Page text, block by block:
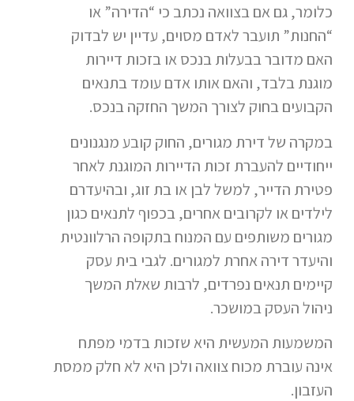
כלומר, גם אם בצוואה נכתב כי “הדירה” או
“החנות” תועבר לאדם מסוים, עדיין יש לבדוק
האם מדובר בבעלות בנכס או בזכות דיירות
מוגנת בלבד, והאם אותו אדם עומד בתנאים
הקבועים בחוק לצורך המשך החזקה בנכס.
במקרה של דירת מגורים, החוק קובע מנגנונים
ייחודיים להעברת זכות הדיירות המוגנת לאחר
פטירת הדייר, למשל לבן או בת זוג, ובהיעדרם
לילדים או לקרובים אחרים, בכפוף לתנאים כגון
מגורים משותפים עם המנוח בתקופה הרלוונטית
והיעדר דירה אחרת למגורים. לגבי בית עסק
קיימים תנאים נפרדים, לרבות שאלת המשך
ניהול העסק במושכר.
המשמעות המעשית היא שזכות בדמי מפתח
אינה עוברת מכוח צוואה ולכן היא לא חלק ממסת
העזבון.